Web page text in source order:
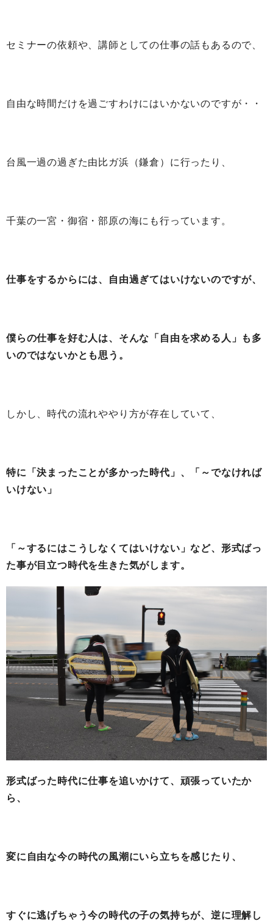
セミナーの依頼や、講師としての仕事の話もあるので、
自由な時間だけを過ごすわけにはいかないのですが・・
台風一過の過ぎた由比ガ浜（鎌倉）に行ったり、
千葉の一宮・御宿・部原の海にも行っています。
仕事をするからには、自由過ぎてはいけないのですが、
僕らの仕事を好む人は、そんな「自由を求める人」も多
いのではないかとも思う。
しかし、時代の流れややり方が存在していて、
特に「決まったことが多かった時代」、「～でなければ
いけない」
「～するにはこうしなくてはいけない」など、形式ばっ
た事が目立つ時代を生きた気がします。
形式ばった時代に仕事を追いかけて、頑張っていたか
ら、
変に自由な今の時代の風潮にいら立ちを感じたり、
すぐに逃げちゃう今の時代の子の気持ちが、逆に理解し